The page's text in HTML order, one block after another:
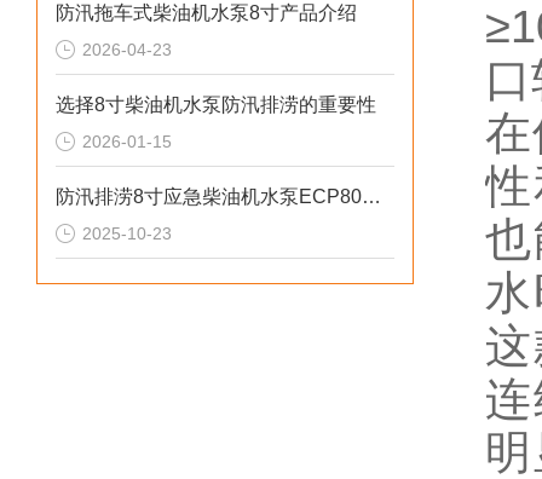
防汛拖车式柴油机水泵8寸产品介绍
2026-04-23
选择8寸柴油机水泵防汛排涝的重要性
2026-01-15
防汛排涝8寸应急柴油机水泵ECP80ME参数
2025-10-23
在